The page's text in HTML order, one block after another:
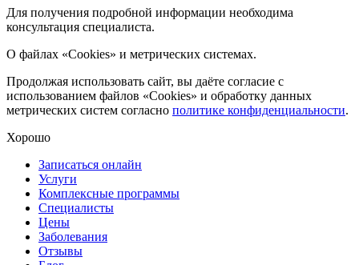
Для получения подробной информации необходима
консультация специалиста.
О файлах «Cookies» и метрических системах.
Продолжая использовать сайт, вы даёте согласие с
использованием файлов «Cookies» и обработку данных
метрических систем согласно политике конфиденциальности.
Хорошо
Записаться онлайн
Услуги
Комплексные программы
Специалисты
Цены
Заболевания
Отзывы